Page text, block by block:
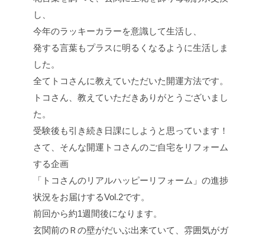
し、
今年のラッキーカラーを意識して生活し、
発する言葉もプラスに明るくなるように生活しま
した。
全てトコさんに教えていただいた開運方法です。
トコさん、教えていただきありがとうございまし
た。
受験後も引き続き日課にしようと思っています！
さて、そんな開運トコさんのご自宅をリフォーム
する企画
「トコさんのリアルハッピーリフォーム」の進捗
状況をお届けするVol.2です。
前回から約1週間後になります。
玄関前のＲの壁がだいぶ出来ていて、雰囲気がガ